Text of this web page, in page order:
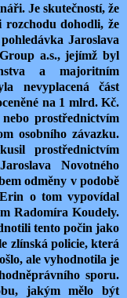
Je skutečností, že
rozchodu dohodli, že
pohledávka Jaroslava
a.s., jejímž byl
a majoritním
nevyplacená část
na 1 mlrd. Kč.
prostřednictvím
osobního závazku.
prostřednictvím
Novotného
odměny v podobě
o tom vypovídal
Radomíra Koudely.
tento počin jako
zlínská policie, která
ale vyhodnotila je
sporu.
jakým mělo být